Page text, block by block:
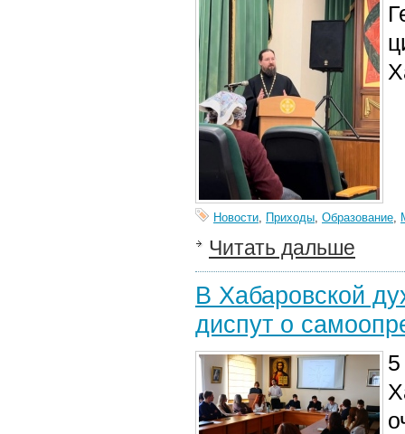
Новости, Приходы, Образование,
Читать дальше
В Хабаровской
диспут о